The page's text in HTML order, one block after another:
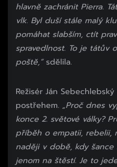
hlavně zachránit Pierra.
vlk. Byl duší stále malý
pomáhat slabším, ctít
spravedlnost. To je tátův
poště,“sdělila.
Režisér Ján
postřehem. „Proč dnes
konce 2. světové války?
příběh o empatii, rebelii,
naději v době, kdy
jenom na štěstí. Je to